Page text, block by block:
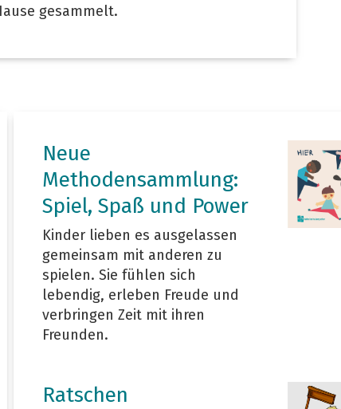
gesammelt.
Neue
Methodensammlung:
Spiel, Spaß und Power
Kinder lieben es ausgelassen
gemeinsam mit anderen zu
spielen. Sie fühlen sich
lebendig, erleben Freude und
verbringen Zeit mit ihren
Freunden.
Ratschen